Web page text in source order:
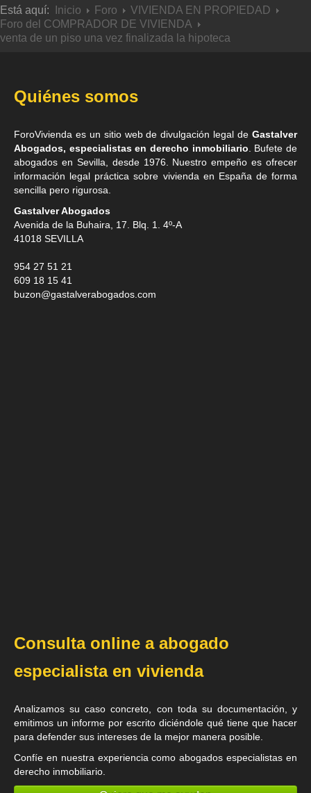
Está aquí: Inicio Foro
VIVIENDA EN PROPIEDAD
Foro del COMPRADOR DE VIVIENDA
venta de un piso una vez finalizada la hipoteca
Quiénes somos
ForoVivienda es un sitio web de divulgación legal de Gastalver
Abogados, especialistas en derecho inmobiliario . Bufete de
abogados en Sevilla , desde 1976. Nuestro empeño es ofrecer
información legal práctica sobre vivienda en España de forma
sencilla pero rigurosa.
Gastalver Abogados
Avenida de la Buhaira, 17. Blq. 1. 4º-A
41018 SEVILLA
954 27 51 21
609 18 15 41
buzon@gastalverabogados.com
Consulta online a abogado
especialista en vivienda
Analizamos su caso concreto, con toda su documentación, y
emitimos un informe por escrito diciéndole qué tiene que hacer
para defender sus intereses de la mejor manera posible.
Confíe en nuestra experiencia comoabogados especialistas en
derecho inmobiliario